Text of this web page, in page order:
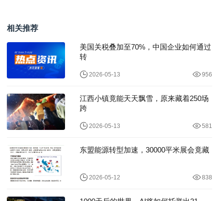
相关推荐
美国关税叠加至70%，中国企业如何通过
转
2026-05-13 956
江西小镇竟能天天飘雪，原来藏着250场
跨
2026-05-13 581
东盟能源转型加速，30000平米展会竟藏
2026-05-12 838